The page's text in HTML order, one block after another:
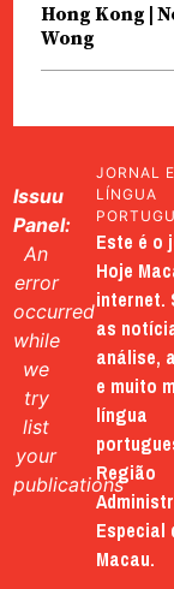
Hong Kong |
Wong
Issuu
Panel:
An
error
occurred
while
we
try
list
your
publications
JORNAL
LÍNGUA
Este é o
Hoje
internet.
as
análise,
e muito
língua
Região
Especial
Macau.